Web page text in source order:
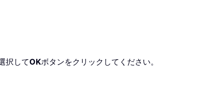
択してOKボタンをクリックしてください。